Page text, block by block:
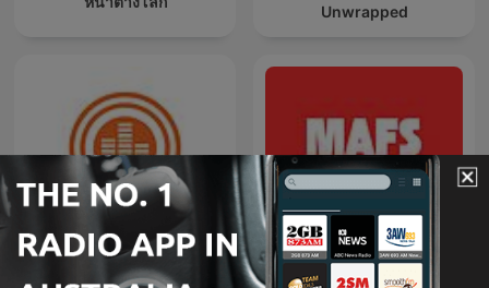
Unwrapped